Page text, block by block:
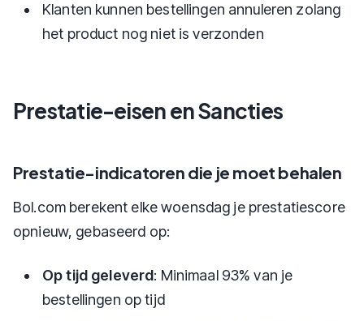
Klanten kunnen bestellingen annuleren zolang
het product nog niet is verzonden
Prestatie-eisen en Sancties
Prestatie-indicatoren die je moet behalen
Bol.com berekent elke woensdag je prestatiescore
opnieuw, gebaseerd op:
Op tijd geleverd: Minimaal 93% van je
bestellingen op tijd